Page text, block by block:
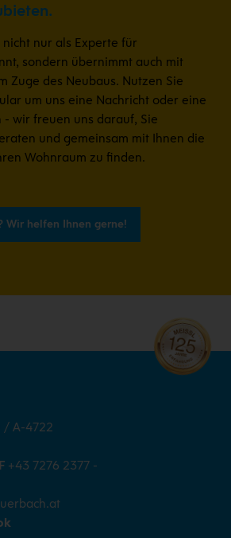
nur als Experte für
sondern übernimmt auch mit
Zuge des Neubaus. Nutzen Sie
um uns eine Nachricht oder eine
- wir freuen uns darauf, Sie
und gemeinsam mit Ihnen die
Wohnraum zu finden.
Wir helfen Ihnen gerne!
/ A-4722
F +43 7276 2377 -